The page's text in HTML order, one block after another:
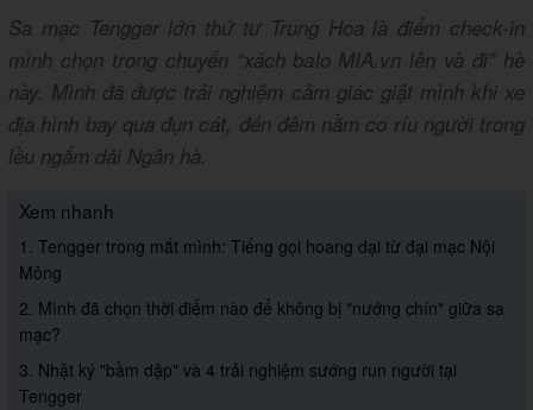
Sa mạc Tengger lớn thứ tư Trung Hoa là điểm check-in
mình chọn trong chuyến “xách balo MIA.vn lên và đi” hè
này. Mình đã được trải nghiệm cảm giác giật mình khi xe
địa hình bay qua đụn cát, đến đêm nằm co ríu người trong
lều ngắm dải Ngân hà.
Xem nhanh
1. Tengger trong mắt mình: Tiếng gọi hoang dại từ đại mạc Nội
Mông
2. Mình đã chọn thời điểm nào để không bị "nướng chín" giữa sa
mạc?
3. Nhật ký "bầm dập" và 4 trải nghiệm sướng run người tại
Tengger